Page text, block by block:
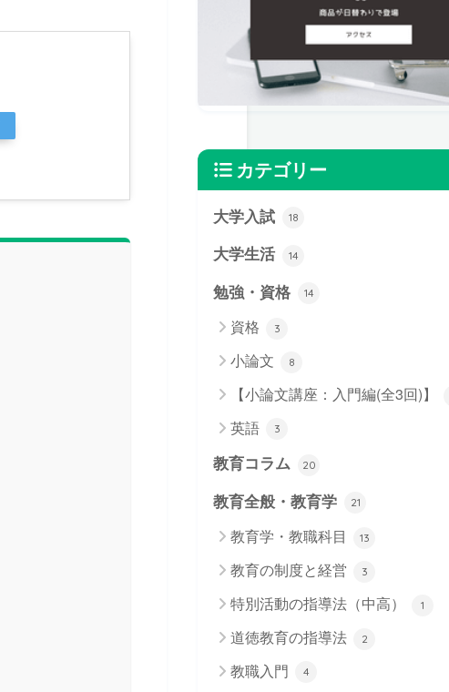
カテゴリー
大学入試 18
大学生活 14
勉強・資格 14
資格 3
小論文 8
【小論文講座：入門編(全3回)】
英語
3
教育コラム 20
教育全般・教育学 21
教育学・教職科目 13
教育の制度と経営 3
特別活動の指導法（中高） 1
道徳教育の指導法 2
教職入門 4